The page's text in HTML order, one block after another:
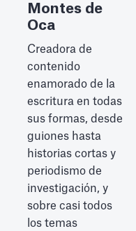
Montes de
Oca
Creadora de
contenido
enamorado de la
escritura en todas
sus formas, desde
guiones hasta
historias cortas y
periodismo de
investigación, y
sobre casi todos
los temas